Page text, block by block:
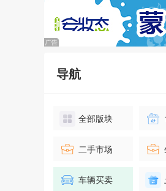
导航
全部版块
二手市场
车辆买卖
2021年度第1期“
24人已报名
年书画摄影文学
0人已报名
图书征集倡